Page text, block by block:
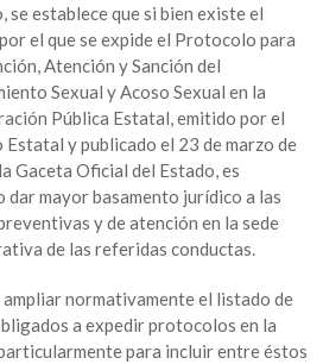
se establece que si bien existe el
el que se expide el Protocolo para
Atención y Sanción del
Sexual y Acoso Sexual en la
Pública Estatal, emitido por el
Estatal y publicado el 23 de marzo de
Gaceta Oficial del Estado, es
dar mayor basamento jurídico a las
y de atención en la sede
de las referidas conductas.
ampliar normativamente el listado de
a expedir protocolos en la
para incluir entre éstos